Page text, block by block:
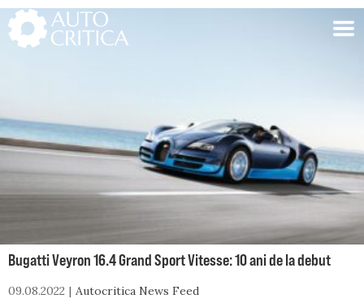
Skip
to
content
Bugatti Veyron 16.4 Grand Sport Vitesse: 10 ani de la debut
09.08.2022 Autocritica News Feed